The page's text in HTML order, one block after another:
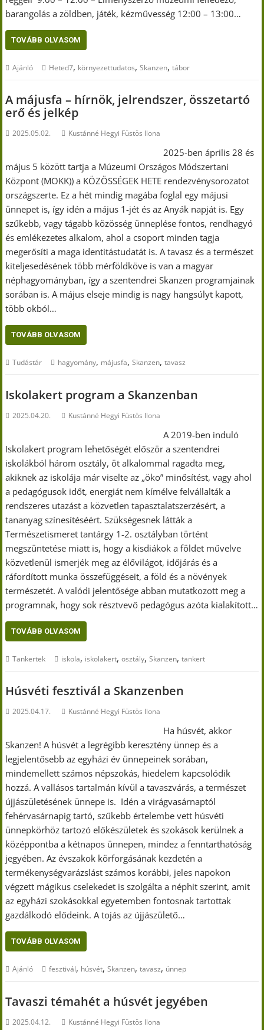
barangolás a zöldben, játék, kézművesség 12:00 – 13:00…
TOVÁBB OLVASOM
Ajánló Heted7, környezettudatos,Skanzen,tábor
A májusfa – hírnök, jelrendszer, összetartó
erő és jelkép
2025.05.02. Kustánné Hegyi Füstös Ilona
2025-ben április 28 és
május 5 között tartja a Múzeumi Országos Módszertani
Központ (MOKK)) a KÖZÖSSÉGEK HETE rendezvénysorozatot
országszerte. Ez a hét mindig magába foglal egy májusi
ünnepet is, így idén a május 1-jét és az Anyák napját is. Egy
szűkebb, vagy tágabb közösség ünneplése fontos, rendhagyó
és emlékezetes alkalom, ahol a csoport minden tagja
megerősíti a maga identitástudatát is. A tavasz és a természet
kiteljesedésének több mérföldköve is van a magyar
néphagyományban, így a szentendrei Skanzen programjainak
sorában is. A május elseje mindig is nagy hangsúlyt kapott,
több okból…
TOVÁBB OLVASOM
Tudástár hagyomány, májusfa,Skanzen,tavasz
Iskolakert program a Skanzenban
2025.04.20. Kustánné Hegyi Füstös Ilona
A 2019-ben induló
Iskolakert program lehetőségét először a szentendrei
iskolákból három osztály, öt alkalommal ragadta meg,
akiknek az iskolája már viselte az „öko” minősítést, vagy ahol
a pedagógusok időt, energiát nem kímélve felvállalták a
rendszeres utazást a közvetlen tapasztalatszerzésért, a
tananyag színesítéséért. Szükségesnek látták a
Természetismeret tantárgy 1-2. osztályban történt
megszüntetése miatt is, hogy a kisdiákok a földet művelve
közvetlenül ismerjék meg az élővilágot, időjárás és a
ráfordított munka összefüggéseit, a föld és a növények
természetét. A valódi jelentősége abban mutatkozott meg a
programnak, hogy sok résztvevő pedagógus azóta kialakított…
TOVÁBB OLVASOM
Tankertek iskola, iskolakert,osztály,Skanzen,tankert
Húsvéti fesztivál a Skanzenben
2025.04.17. Kustánné Hegyi Füstös Ilona
Ha húsvét, akkor
Skanzen! A húsvét a legrégibb keresztény ünnep és a
legjelentősebb az egyházi év ünnepeinek sorában,
mindemellett számos népszokás, hiedelem kapcsolódik
hozzá. A vallásos tartalmán kívül a tavaszvárás, a természet
újjászületésének ünnepe is. Idén a virágvasárnaptól
fehérvasárnapig tartó, szűkebb értelembe vett húsvéti
ünnepkörhöz tartozó előkészületek és szokások kerülnek a
középpontba a kétnapos ünnepen, mindez a fenntarthatóság
jegyében. Az évszakok körforgásának kezdetén a
termékenységvarázslást számos korábbi, jeles napokon
végzett mágikus cselekedet is szolgálta a néphit szerint, amit
az egyházi szokásokkal egyetemben fontosnak tartottak
gazdálkodó elődeink. A tojás az újjászülető…
TOVÁBB OLVASOM
Ajánló fesztivál, húsvét,Skanzen,tavasz, ünnep
Tavaszi témahét a húsvét jegyében
2025.04.12. Kustánné Hegyi Füstös Ilona